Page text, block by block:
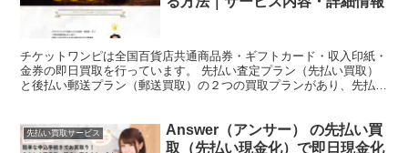
チケットワンピは全国百貨店共通商品券・ギフトカード・収入印紙・
金券の即日買取を行っています。 先払い査定プラン（先払い買取）
と後払い郵送プラン（郵送買取）の２つの買取プランがあり、先払い
先払い買取サービス
Answer（アンサー） の先払い買
取（先払い現金化）で即日現金化